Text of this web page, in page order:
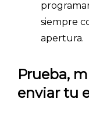
Explorar
- Artículos
-
- Encuestas
siempre
apertura.
Prueba,
enviar tu